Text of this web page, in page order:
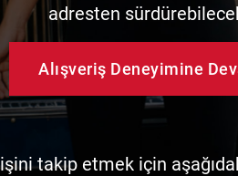
adresten
Alışveriş Deneyimine
takip etmek için